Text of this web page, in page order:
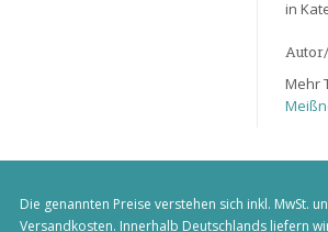
in
Mehr
Die genannten Preise verstehen sich inkl. MwSt.
Versandkosten. Innerhalb Deutschlands liefern